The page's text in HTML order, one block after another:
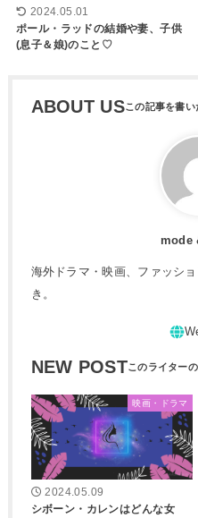
2024.05.01
ポール・ラッドの結婚や妻、子供
(息子＆娘)のこと♡
ABOUT US
mode
海外ドラマ・映画、ファッシ
き。
NEW POST
映画・ドラマ
2024.05.09
シボーン・カレンはどんな女